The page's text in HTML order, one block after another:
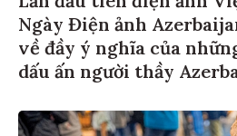
Ngày Điện ảnh
về đầy ý nghĩa của
dấu ấn người thầy